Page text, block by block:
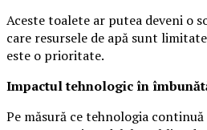
Aceste toalete ar putea deveni o
care resursele de apă sunt
este o prioritate.
Impactul tehnologic în
Pe măsură ce tehnologia continuă